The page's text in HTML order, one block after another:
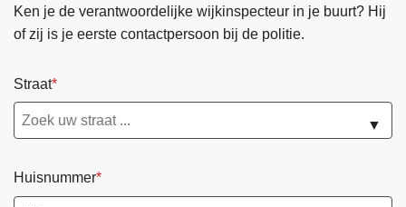
Ken je de verantwoordelijke wijkinspecteur in je buurt? Hij
of zij is je eerste contactpersoon bij de politie.
Straat
▼
Huisnummer